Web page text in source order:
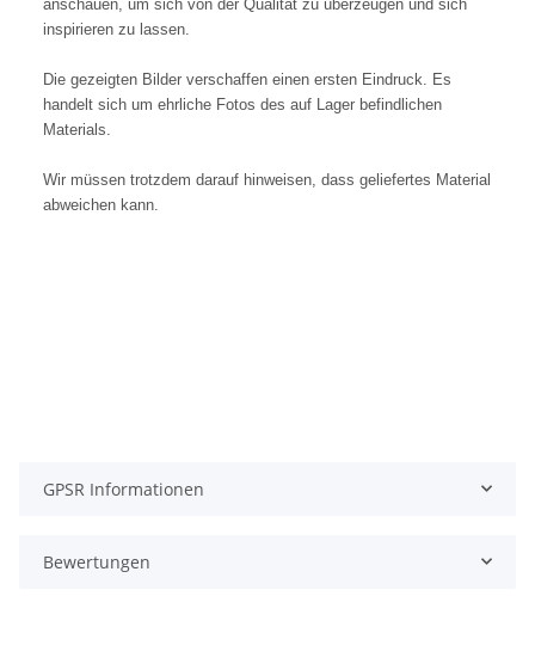
anschauen, um sich von der Qualität zu überzeugen und sich
inspirieren zu lassen.
Die gezeigten Bilder verschaffen einen ersten Eindruck. Es
handelt sich um ehrliche Fotos des auf Lager befindlichen
Materials.
Wir müssen trotzdem darauf hinweisen, dass geliefertes Material
abweichen kann.
GPSR Informationen
Bewertungen